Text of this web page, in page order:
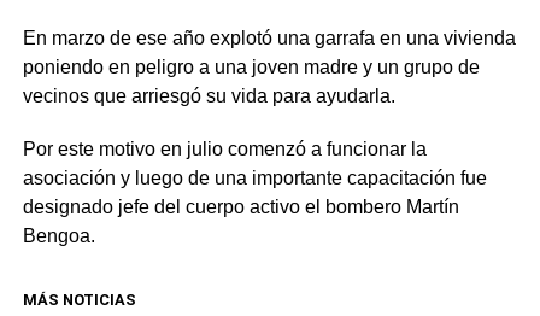
En marzo de ese año explotó una garrafa en una vivienda
poniendo en peligro a una joven madre y un grupo de
vecinos que arriesgó su vida para ayudarla.
Por este motivo en julio comenzó a funcionar la
asociación y luego de una importante capacitación fue
designado jefe del cuerpo activo el bombero Martín
Bengoa.
MÁS NOTICIAS